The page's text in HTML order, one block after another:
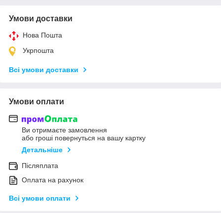
Умови доставки
Нова Пошта
Укрпошта
Всі умови доставки
Умови оплати
Ви отримаєте замовлення
або гроші повернуться на вашу картку
Детальніше
Післяплата
Оплата на рахунок
Всі умови оплати